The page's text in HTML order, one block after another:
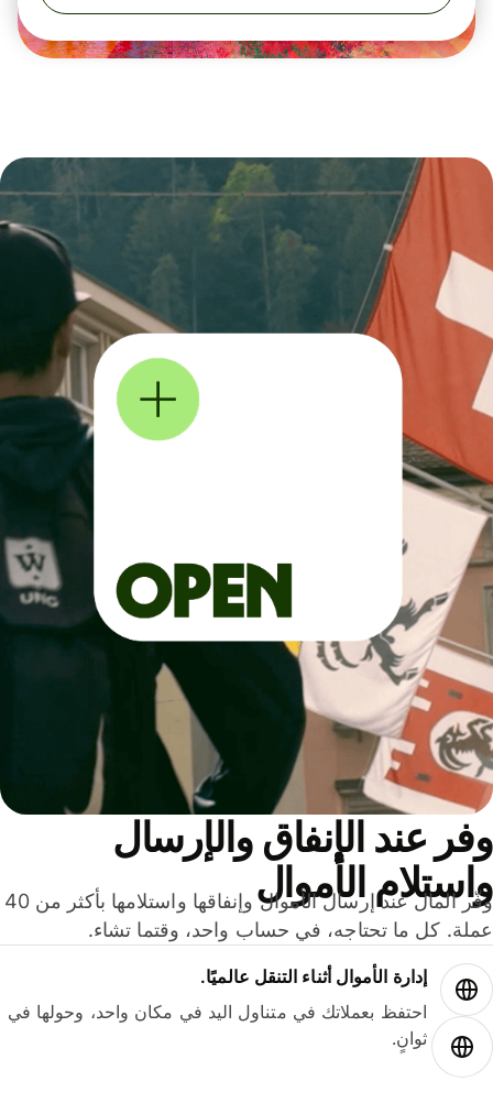
عند الإنفاق والإرسال
الأموال
وفّر المال عند إرسال الأموال وإنفاقها واستلامها بأكثر من 40
كل ما تحتاجه، في حساب واحد، وقتما تشاء.
إدارة الأموال أثناء التنقل عالميًا.
احتفظ بعملاتك في متناول اليد في مكان واحد، وحولها في
ثوانٍ.